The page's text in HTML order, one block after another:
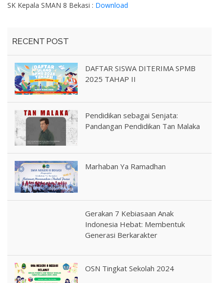
SK Kepala SMAN 8 Bekasi : Download
RECENT POST
DAFTAR SISWA DITERIMA SPMB
2025 TAHAP II
Pendidikan sebagai Senjata:
Pandangan Pendidikan Tan Malaka
Marhaban Ya Ramadhan
Gerakan 7 Kebiasaan Anak
Indonesia Hebat: Membentuk
Generasi Berkarakter
OSN Tingkat Sekolah 2024